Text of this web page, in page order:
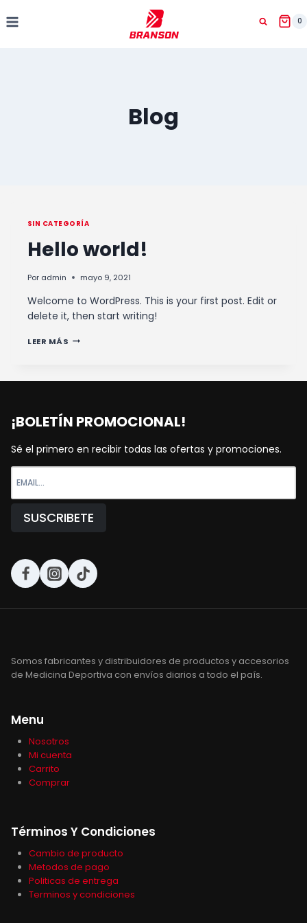
al
0
Blog
SIN CATEGORÍA
Hello world!
Por admin mayo 9, 2021
Welcome to WordPress. This is your first post. Edit or
delete it, then start writing!
LEER MÁS HELLO
¡BOLETÍN PROMOCIONAL!
Sé el primero en recibir todas las ofertas y promociones.
Somos fabricantes y distribuidores de productos y accesorios
de Medicina Deportiva con envíos diarios a todo el país.
Menu
Nosotros
Mi cuenta
Carrito
Comprar
Términos Y Condiciones
Cambio de producto
Metodos de pago
Politicas de entrega
Terminos y condiciones